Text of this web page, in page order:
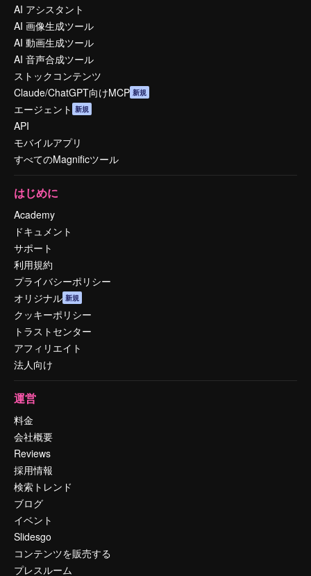
AI アシスタント
AI 画像生成ツール
AI 動画生成ツール
AI 音声合成ツール
ストックコンテンツ
Claude/ChatGPT向けMCP 新規
エージェント 新規
API
モバイルアプリ
すべてのMagnificツール
はじめに
Academy
ドキュメント
サポート
利用規約
プライバシーポリシー
オリジナル 新規
クッキーポリシー
トラストセンター
アフィリエイト
法人向け
運営
料金
会社概要
Reviews
採用情報
検索トレンド
ブログ
イベント
Slidesgo
コンテンツを販売する
プレスルーム